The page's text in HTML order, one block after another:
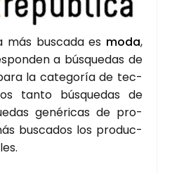
más bus­ca­da es moda,
a bús­que­das de
la cate­go­ría de tec­
tan­to bús­que­das de
gené­ri­cas de pro­
bus­ca­dos los pro­duc­